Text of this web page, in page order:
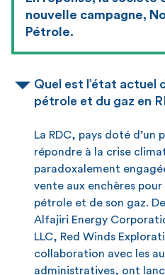
nouvelle campagne,
Pétrole.
Quel est l’état actuel
pétrole et du gaz en
La RDC, pays doté
répondre à la crise
paradoxalement
vente aux enchères
pétrole et de son gaz.
Alfajiri Energy
LLC, Red Winds
collaboration avec les
administratives, ont